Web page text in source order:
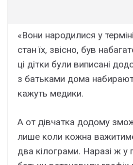
«Вони народилися у
стан їх, звісно, був
ці дітки були виписані
з батьками дома
кажуть медики.
А от дівчатка додому
лише коли кожна
два кілограми. Наразі ж у